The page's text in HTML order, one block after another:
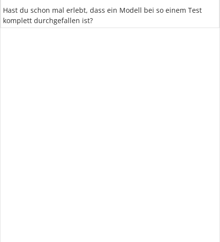
Hast du schon mal erlebt, dass ein Modell bei so einem Test
komplett durchgefallen ist?